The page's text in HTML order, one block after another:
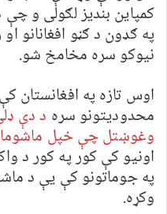
کمپاین بندیز لګولی و
په ګډون د ګڼو افغانانو
نیوکو سره مخامخ شو.
اوس تازه په افغانستان
محدودیتونو سره د دې
وغوښتل چې خپل
اونیو کې کور په کور د
په جوماتونو کې یې د
وکړه.